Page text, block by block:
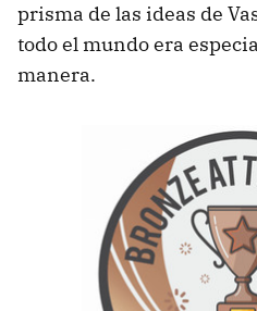
prisma de las ideas de
todo el mundo era
manera.